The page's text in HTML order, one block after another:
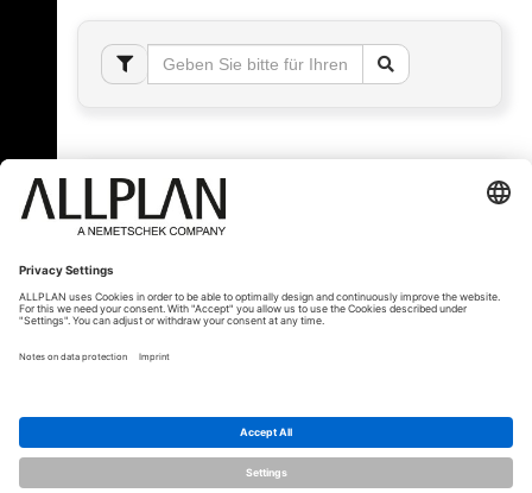
Fehler!
Bitte melden Sie sich an, um dieses Thema sehen
zu können.
© ALLPLAN Schweiz AG ALLPLAN ist Teil derNemetschek Group